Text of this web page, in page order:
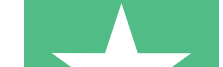
10 Download
20